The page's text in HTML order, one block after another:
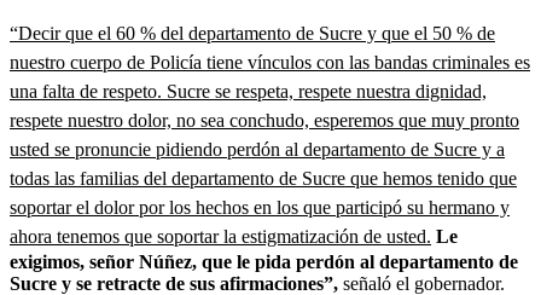
“Decir que el 60 % del departamento de Sucre y que el 50 % de
nuestro cuerpo de Policía tiene vínculos con las bandas criminales es
una falta de respeto. Sucre se respeta, respete nuestra dignidad,
respete nuestro dolor, no sea conchudo, esperemos que muy pronto
usted se pronuncie pidiendo perdón al departamento de Sucre y a
todas las familias del departamento de Sucre que hemos tenido que
soportar el dolor por los hechos en los que participó su hermano y
ahora tenemos que soportar la estigmatización de usted. Le
exigimos, señor Núñez, que le pida perdón al departamento de
Sucre y se retracte de sus afirmaciones”, señaló el gobernador.